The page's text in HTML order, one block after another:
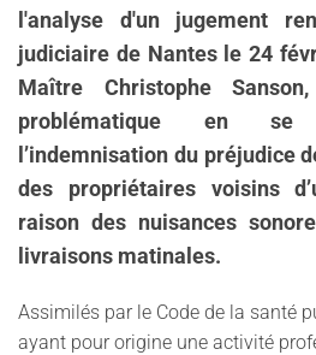
l'analyse d'un jugement
judiciaire de Nantes le 24
Maître Christophe
problématique en se
l’indemnisation du préjudice
des propriétaires voisins
raison des nuisances
livraisons matinales.
Assimilés par le Code de la santé
ayant pour origine une activité